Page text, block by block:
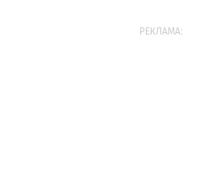
РЕКЛАМА: